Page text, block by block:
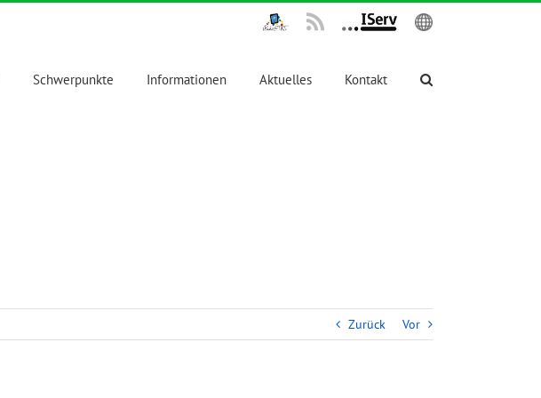
IPadsTKS IServ English
Schwerpunkte Informationen Aktuelles Kontakt
Zurück Vor